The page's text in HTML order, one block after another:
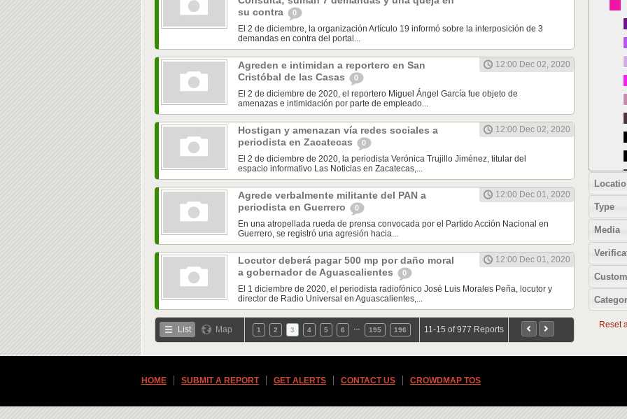
su contra
0
El 2 de diciembre, la organización Artículo 19 informó sobre la interposición de 3
demandas en contra del portal...
Agreden e intimidan a reportero en San
Cristóbal de las Casas
0
12:00 Dec 02, 2020
El 2 de diciembre de 2020, el reportero Miguel Ángel García fue objeto de
amenazas e intimidación por parte de empleado...
Hostigan y amenazan vía redes sociales a
periodista en Zacatecas
0
12:00 Dec 02, 2020
El 2 de diciembre de 2020, la periodista Verónica Trujillo Jiménez, titular del
espacio informativo Las Noticias en Zacatecas,...
Agrede verbalmente militante del PAN a
periodista en Guerrero
0
12:00 Dec 01, 2020
En una atropellada rueda de prensa convocada por el Partido Acción Nacional en
Guerrero, se registró una agresión hacia...
Locutor deberá pagar 500 mp por daño moral
a gobernador de Aguascalientes
0
12:00 Dec 01, 2020
El 1 diciembre de 2020, el periodista radiofónico José Luis Morales Peña, locutor y
director de Radio Universal en Aguascalientes,...
List Map 1 2 3 4 5 6 195 196 11-15 of 977 Reports
Type
Media
Reset
HOME SUBMIT A REPORT GET ALERTS CONTACT US CROWDMAP TOS